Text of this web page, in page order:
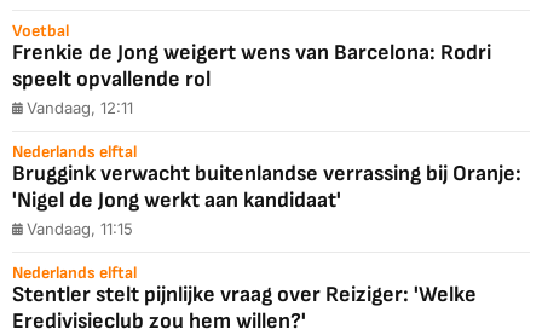
Voetbal
Frenkie de Jong weigert wens van Barcelona: Rodri
speelt opvallende rol
Vandaag, 12:11
Nederlands elftal
Bruggink verwacht buitenlandse verrassing bij Oranje:
'Nigel de Jong werkt aan kandidaat'
Vandaag, 11:15
Nederlands elftal
Stentler stelt pijnlijke vraag over Reiziger: 'Welke
Eredivisieclub zou hem willen?'